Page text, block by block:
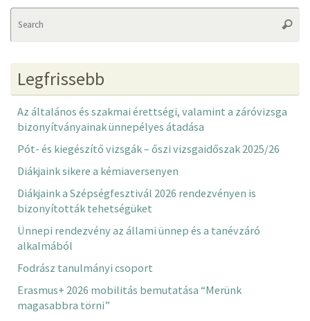
Legfrissebb
Az általános és szakmai érettségi, valamint a záróvizsga
bizonyítványainak ünnepélyes átadása
Pót- és kiegészítő vizsgák – őszi vizsgaidőszak 2025/26
Diákjaink sikere a kémiaversenyen
Diákjaink a Szépségfesztivál 2026 rendezvényen is
bizonyították tehetségüket
Ünnepi rendezvény az állami ünnep és a tanévzáró
alkalmából
Fodrász tanulmányi csoport
Erasmus+ 2026 mobilitás bemutatása “Merünk
magasabbra törni”